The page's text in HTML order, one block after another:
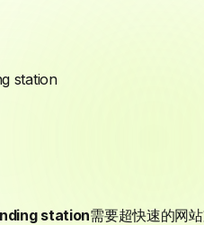
station
station需要超快速的网站